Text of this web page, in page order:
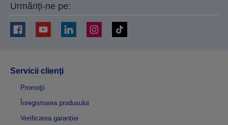
Urmăriți-ne pe:
Servicii clienţi
Promoţii
Înregistrarea produsului
Verificarea garanției